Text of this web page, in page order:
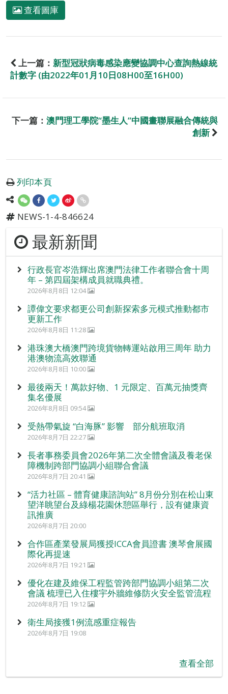
查看圖庫
上一篇： 新型冠狀病毒感染應變協調中心查詢熱線統
計數字 (由2022年01月10日08H00至16H00)
下一篇： 澳門理工學院“墨生人”中國畫聯展融合傳統與
創新
列印本頁
NEWS-1-4-846624
最新新聞
行政長官岑浩輝出席澳門法律工作者聯合會十周
年 – 第四屆架構成員就職典禮。
2026年8月8日 12:04
譚偉文要求都更公司創新探索多元模式推動都市
更新工作
2026年8月8日 11:28
港珠澳大橋澳門跨境貨物轉運站啟用三周年 助力
港澳物流高效聯通
2026年8月8日 10:00
最後兩天！萬款好物、1 元限定、百萬元抽獎齊
集名優展
2026年8月8日 09:54
受熱帶氣旋 “白海豚” 影響 部分航班取消
2026年8月7日 22:27
長者事務委員會2026年第二次全體會議及養老保
障機制跨部門協調小組聯合會議
2026年8月7日 20:41
“活力社區 – 體育健康諮詢站” 8月份分別在松山東
望洋眺望台及綠楊花園休憩區舉行，設有健康資
訊推廣
2026年8月7日 20:00
合作區產業發展局獲授ICCA會員證書 澳琴會展國
際化再提速
2026年8月7日 19:21
優化在建及維保工程監管跨部門協調小組第二次
會議 梳理已入住樓宇外牆維修防火安全監管流程
2026年8月7日 19:12
衛生局接獲1例流感重症報告
2026年8月7日 19:08
查看全部